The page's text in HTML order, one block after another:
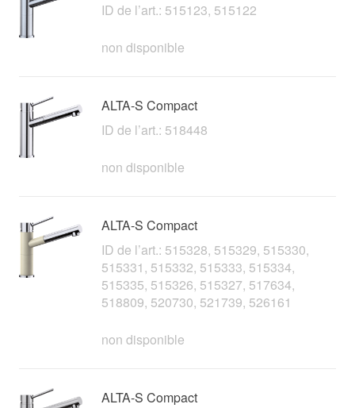
ID de l’art.: 515123, 515122
non disponible
ALTA-S Compact
ID de l’art.: 518448
non disponible
ALTA-S Compact
ID de l’art.: 515328, 515329, 515330,
515331, 515332, 515333, 515334,
515335, 515326, 515327, 517634,
518809, 520730, 521739, 526161
non disponible
ALTA-S Compact